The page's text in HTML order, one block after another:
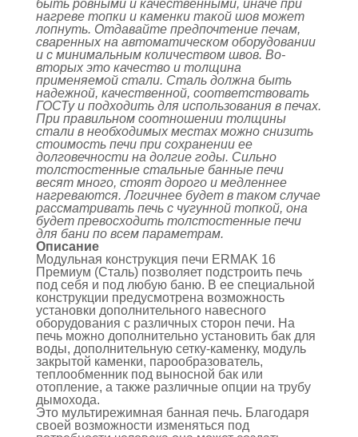
быть ровными и качественными, иначе при
нагреве топки и каменки такой шов может
лопнуть. Отдавайте предпочтение печам,
сваренных на автоматическом оборудовании
и с минимальным количеством швов. Во-
вторых это качество и толщина
применяемой стали. Сталь должна быть
надежной, качественной, соответствовать
ГОСТу и подходить для использования в печах.
При правильном соотношении толщины
стали в необходимых местах можно снизить
стоимость печи при сохранении ее
долговечности на долгие годы. Сильно
толстостенные стальные банные печи
весят много, стоят дорого и медленнее
нагреваются. Логичнее будет в таком случае
рассматривать печь с чугунной топкой, она
будет превосходить толстостенные печи
для бани по всем параметрам.
Описание
Модульная конструкция печи ERMAK 16
Премиум (Сталь) позволяет подстроить печь
под себя и под любую баню. В ее специальной
конструкции предусмотрена возможность
установки дополнительного навесного
оборудования с различных сторон печи. На
печь можно дополнительно установить бак для
воды, дополнительную сетку-каменку, модуль
закрытой каменки, парообразователь,
теплообменник под выносной бак или
отопление, а также различные опции на трубу
дымохода.
Это мультирежимная банная печь. Благодаря
своей возможности изменяться под